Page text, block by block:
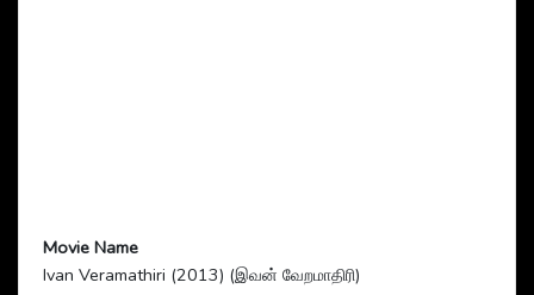
Movie Name
Ivan Veramathiri (2013) (இவன் வேறமாதிரி)